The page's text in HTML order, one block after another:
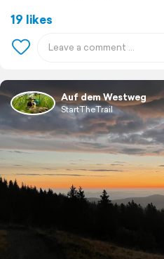
19 likes
Auf dem Westweg
StartTheTrail